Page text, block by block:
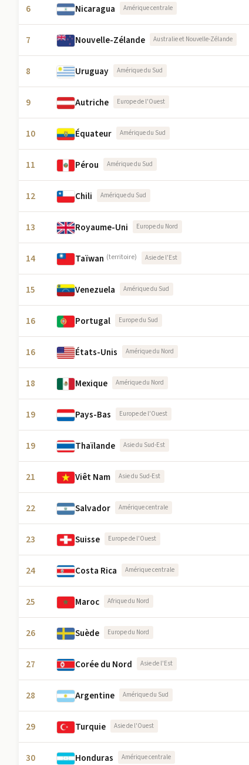
6 Nicaragua Amérique centrale
7 Nouvelle-Zélande Australie et Nouvelle-Zélande
8 Uruguay Amérique du Sud
9 Autriche Europe de l'Ouest
10 Équateur Amérique du Sud
11 Pérou Amérique du Sud
12 Chili Amérique du Sud
13 Royaume-Uni Europe du Nord
14 Taïwan (territoire) Asie de l'Est
15 Venezuela Amérique du Sud
16 Portugal Europe du Sud
16 États-Unis Amérique du Nord
18 Mexique Amérique du Nord
19 Pays-Bas Europe de l'Ouest
19 Thaïlande Asie du Sud-Est
21 Viêt Nam Asie du Sud-Est
22 Salvador Amérique centrale
23 Suisse Europe de l'Ouest
24 Costa Rica Amérique centrale
25 Maroc Afrique du Nord
26 Suède Europe du Nord
27 Corée du Nord Asie de l'Est
28 Argentine Amérique du Sud
29 Turquie Asie de l'Ouest
30 Honduras Amérique centrale